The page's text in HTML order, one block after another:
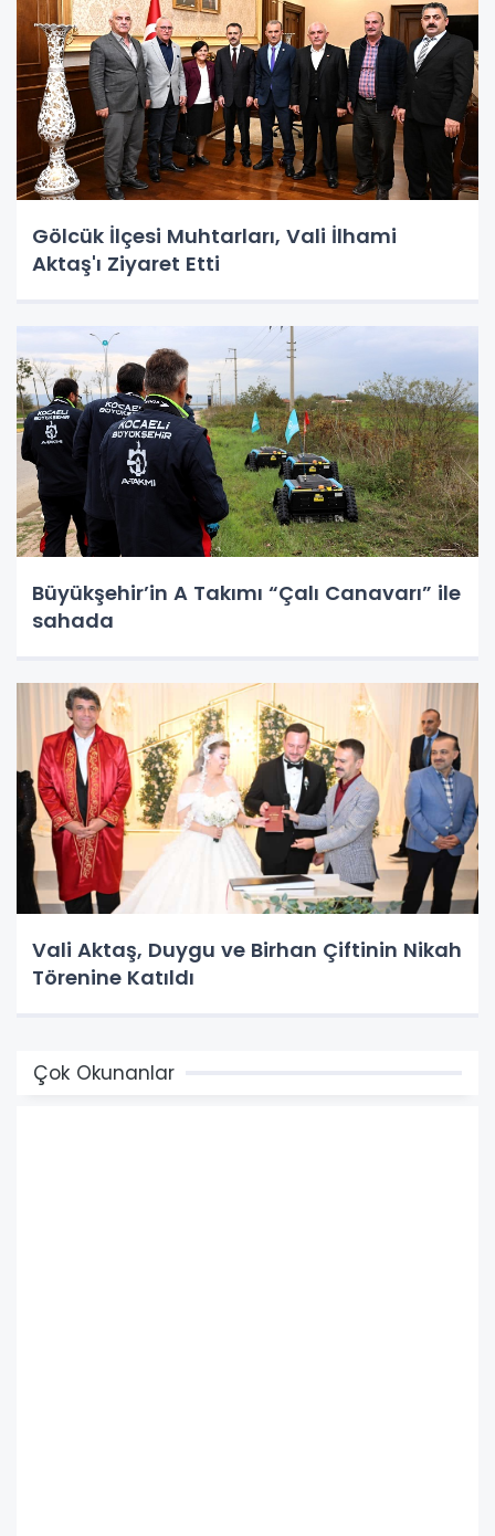
Gölcük İlçesi Muhtarları, Vali İlhami
Aktaş'ı Ziyaret Etti
Büyükşehir’in A Takımı “Çalı Canavarı” ile
sahada
Vali Aktaş, Duygu ve Birhan Çiftinin Nikah
Törenine Katıldı
Çok Okunanlar